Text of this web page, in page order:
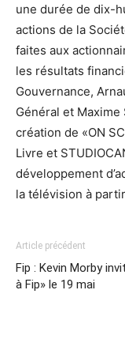
une durée de dix-
actions de la
faites aux
les résultats
Gouvernance,
Général et
création de «ON
Livre et
développement
la télévision à
Article précédent
Fip : Kevin Morby
à Fip» le 19 mai